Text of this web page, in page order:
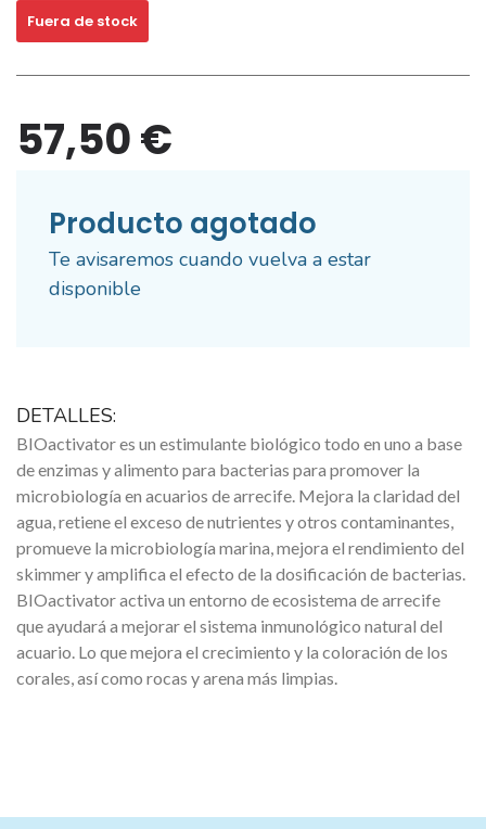
Fuera de stock
57,50 €
Producto agotado
Te avisaremos cuando vuelva a estar
disponible
DETALLES:
BIOactivator es un estimulante biológico todo en uno a base
de enzimas y alimento para bacterias para promover la
microbiología en acuarios de arrecife. Mejora la claridad del
agua, retiene el exceso de nutrientes y otros contaminantes,
promueve la microbiología marina, mejora el rendimiento del
skimmer y amplifica el efecto de la dosificación de bacterias.
BIOactivator activa un entorno de ecosistema de arrecife
que ayudará a mejorar el sistema inmunológico natural del
acuario. Lo que mejora el crecimiento y la coloración de los
corales, así como rocas y arena más limpias.